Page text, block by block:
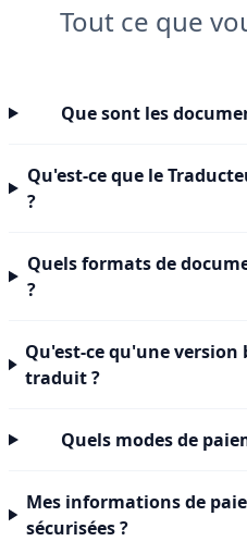
Tout ce que
Que sont les
Qu'est-ce que le
?
Quels formats de
?
Qu'est-ce qu'une
traduit ?
Quels modes de
Mes informations de
sécurisées ?